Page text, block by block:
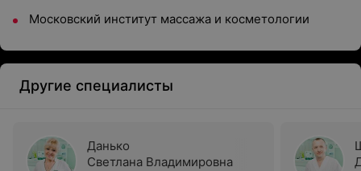
Московский институт массажа и косметологии
Другие специалисты
Данько
Светлана Владимировна